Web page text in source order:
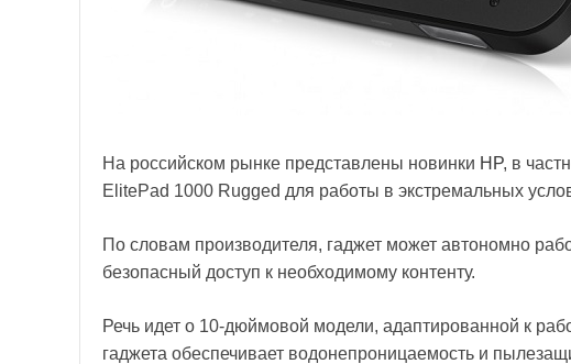
На российском рынке представлены новинки HP, в
ElitePad 1000 Rugged для работы в экстремальных
По словам производителя, гаджет может автономно
безопасный доступ к необходимому контенту.
Речь идет о 10-дюймовой модели, адаптированной к
гаджета обеспечивает водонепроницаемость и